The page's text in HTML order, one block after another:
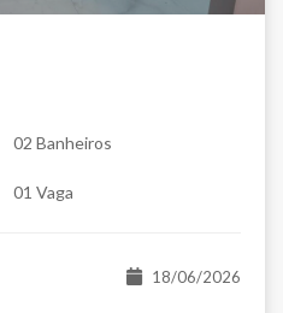
02 Banheiros
01 Vaga
18/06/2026